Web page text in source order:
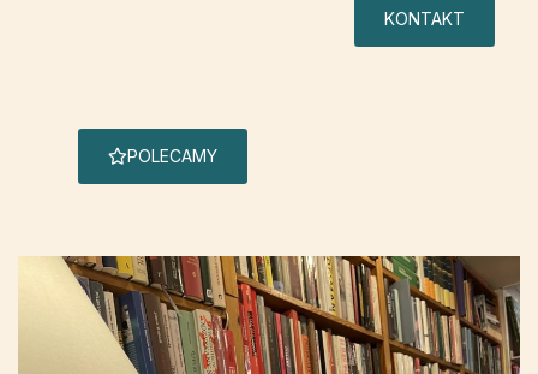
KONTAKT
POLECAMY